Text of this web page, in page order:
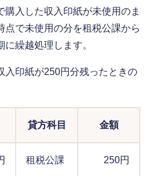
購入した収入印紙が未使用のま
点で未使用の分を租税公課から
繰越処理します。
入印紙が250円分残ったときの
貸方科目 金額
租税公課 250円